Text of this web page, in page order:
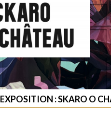
EXPOSITION : SKARO O